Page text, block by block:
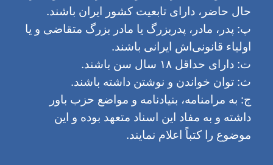
حال حاضر، دارای تابعیت کشور ایران باشند.
پ: پدر، مادر، پدربزرگ یا مادر بزرگ متقاضی و یا
اولیاء قانونی‌‌اش ایرانی باشند.
ت: دارای حداقل ١٨ سال سن باشند.
ث: توان خواندن و نوشتن داشته باشند.
ج: به مرامنامه، بنیادنامه و مواضع حزب باور
داشته و به مفاد این اسناد متعهد بوده و این
موضوع را کتباً اعلام نمایند.